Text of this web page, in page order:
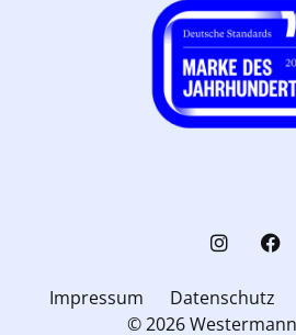
Impressum Datenschutz
© 2026